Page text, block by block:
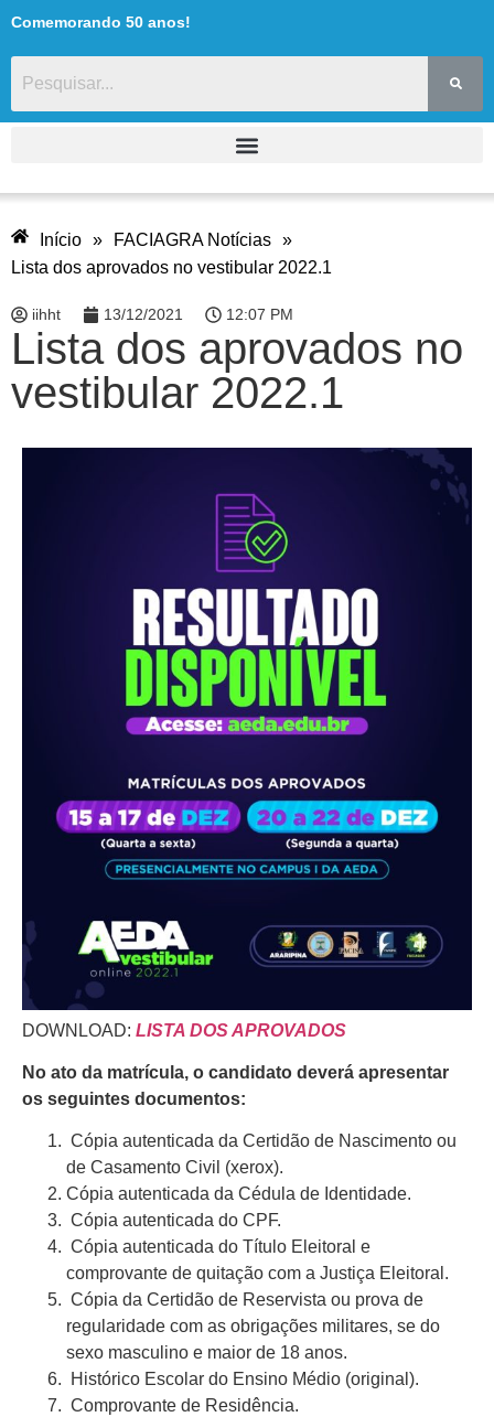
Comemorando 50 anos!
Início » FACIAGRA Notícias »
Lista dos aprovados no vestibular 2022.1
iihht 13/12/2021 12:07 PM
Lista dos aprovados no
vestibular 2022.1
DOWNLOAD: LISTA DOS APROVADOS
No ato da matrícula, o candidato deverá apresentar
os seguintes documentos:
Cópia autenticada da Certidão de Nascimento ou
de Casamento Civil (xerox).
Cópia autenticada da Cédula de Identidade.
Cópia autenticada do CPF.
Cópia autenticada do Título Eleitoral e
comprovante de quitação com a Justiça Eleitoral.
Cópia da Certidão de Reservista ou prova de
regularidade com as obrigações militares, se do
sexo masculino e maior de 18 anos.
Histórico Escolar do Ensino Médio (original).
Comprovante de Residência.